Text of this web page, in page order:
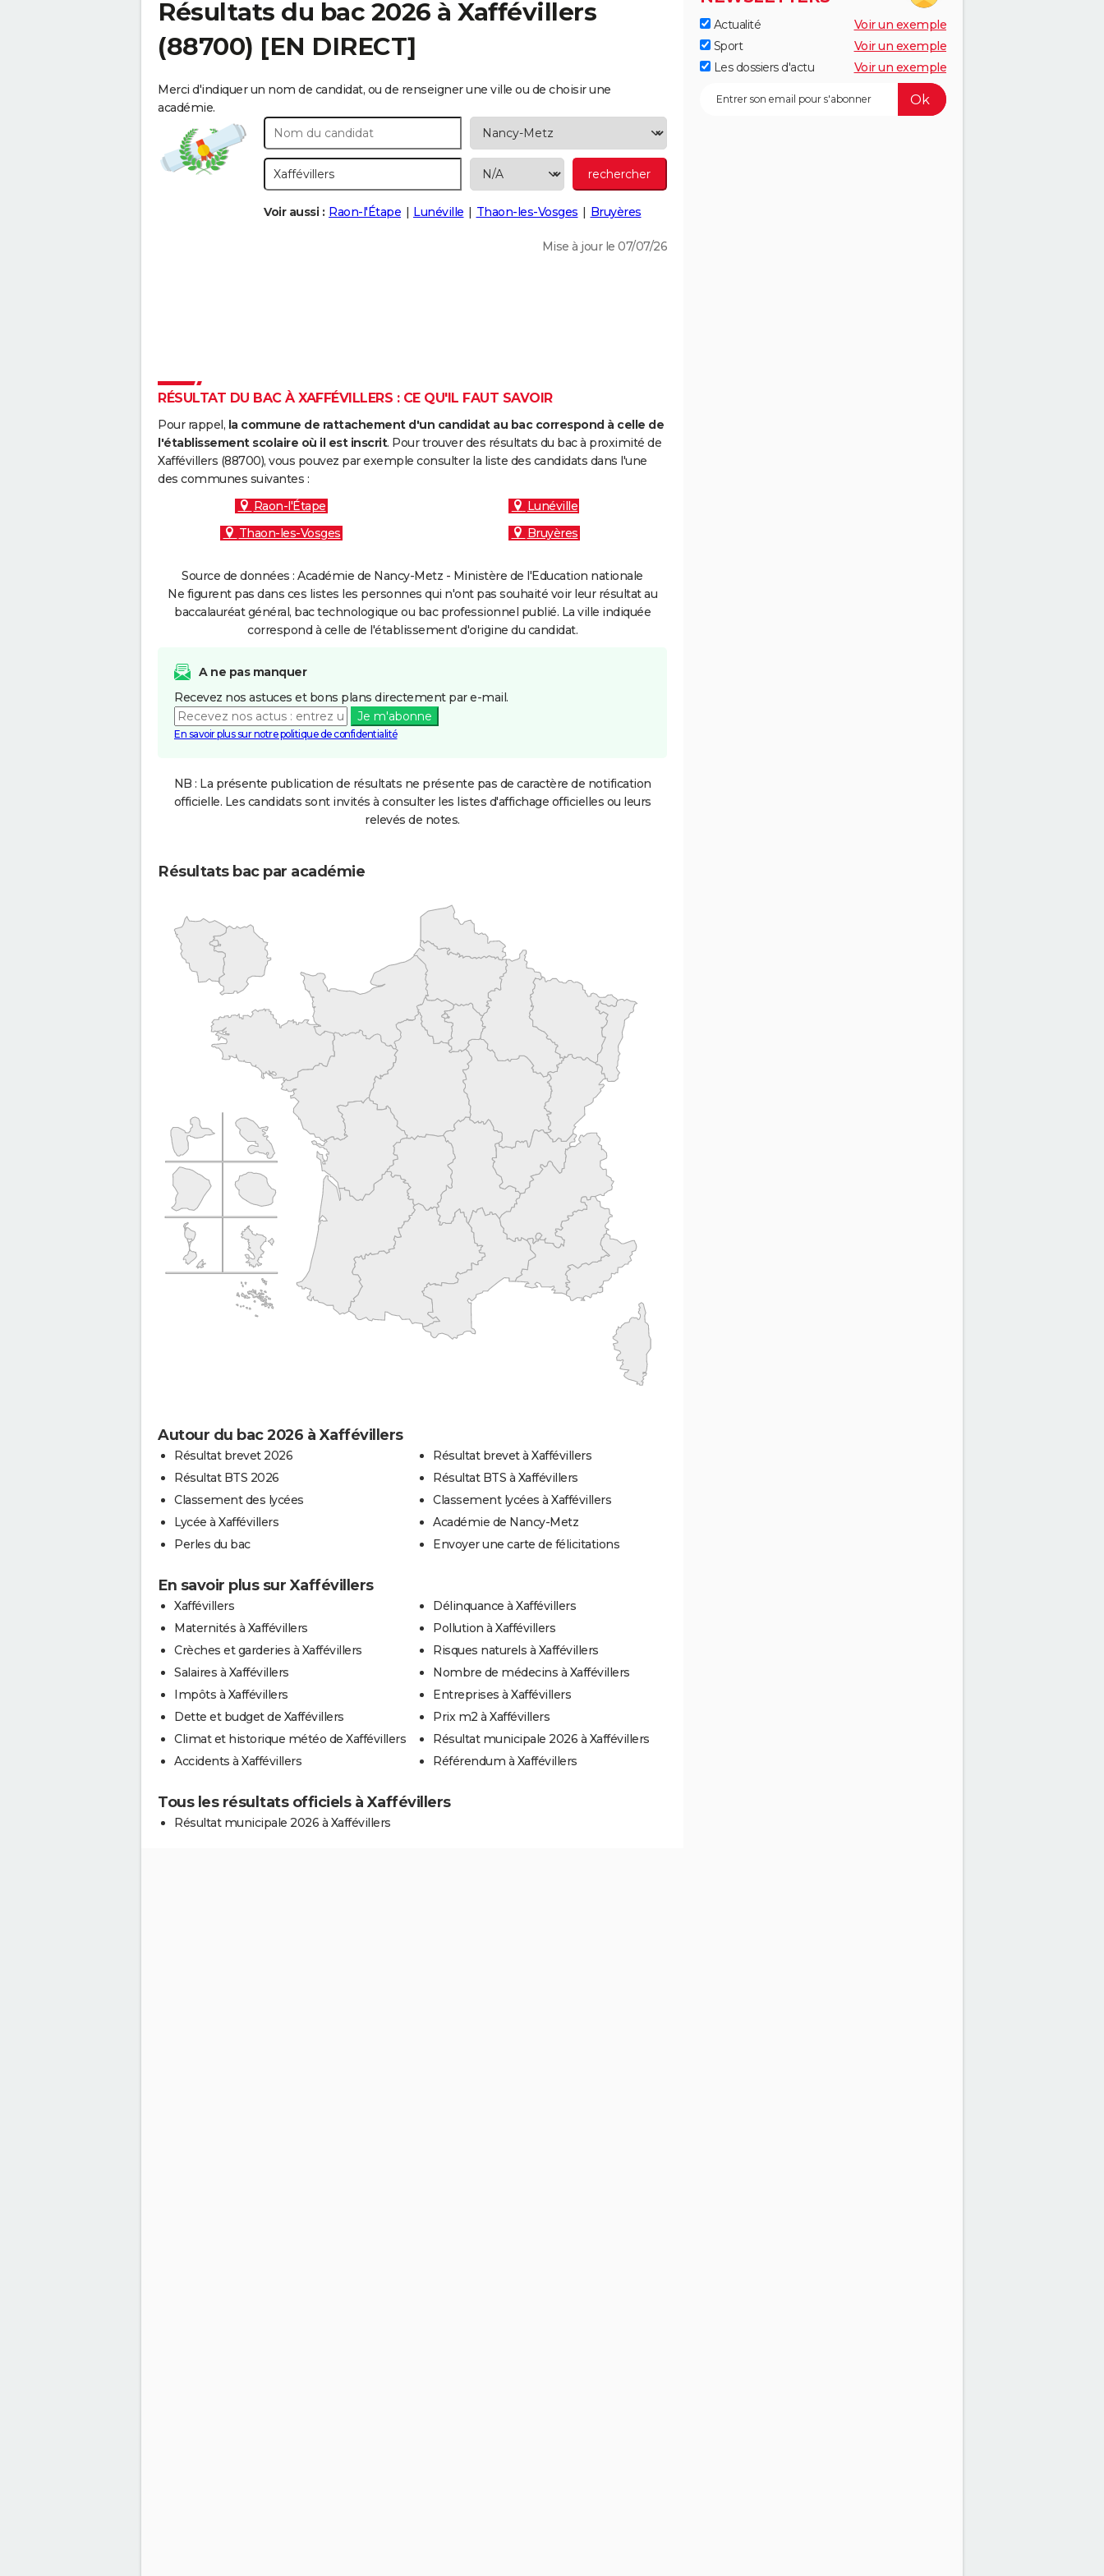
Résultats du bac 2026 à Xaffévillers
(88700) [EN DIRECT]
Merci d'indiquer un nom de candidat, ou de renseigner une ville ou de choisir une
académie.
Voir aussi : Raon-l'Étape Lunéville Thaon-les-Vosges Bruyères
Mise à jour le 07/07/26
RÉSULTAT DU BAC À XAFFÉVILLERS : CE QU'IL FAUT SAVOIR
Pour rappel, la commune de rattachement d'un candidat au bac correspond à celle de
l'établissement scolaire où il est inscrit. Pour trouver des résultats du bac à proximité de
Xaffévillers (88700), vous pouvez par exemple consulter la liste des candidats dans l'une
des communes suivantes :
Raon-l'Étape
Lunéville
Thaon-les-Vosges
Bruyères
Source de données : Académie de Nancy-Metz - Ministère de l'Education nationale
Ne figurent pas dans ces listes les personnes qui n'ont pas souhaité voir leur résultat au
baccalauréat général, bac technologique ou bac professionnel publié. La ville indiquée
correspond à celle de l'établissement d'origine du candidat.
A ne pas manquer
Recevez nos astuces et bons plans directement par e-mail.
Je m'abonne
En savoir plus sur notre politique de confidentialité
NB : La présente publication de résultats ne présente pas de caractère de notification
officielle. Les candidats sont invités à consulter les listes d'affichage officielles ou leurs
relevés de notes.
Résultats bac par académie
Autour du bac 2026 à Xaffévillers
Résultat brevet 2026
Résultat BTS 2026
Classement des lycées
Lycée à Xaffévillers
Perles du bac
Résultat brevet à Xaffévillers
Résultat BTS à Xaffévillers
Classement lycées à Xaffévillers
Académie de Nancy-Metz
Envoyer une carte de félicitations
En savoir plus sur Xaffévillers
Xaffévillers
Maternités à Xaffévillers
Crèches et garderies à Xaffévillers
Salaires à Xaffévillers
Impôts à Xaffévillers
Dette et budget de Xaffévillers
Climat et historique météo de Xaffévillers
Accidents à Xaffévillers
Délinquance à Xaffévillers
Pollution à Xaffévillers
Risques naturels à Xaffévillers
Nombre de médecins à Xaffévillers
Entreprises à Xaffévillers
Prix m2 à Xaffévillers
Résultat municipale 2026 à Xaffévillers
Référendum à Xaffévillers
Tous les résultats officiels à Xaffévillers
Résultat municipale 2026 à Xaffévillers
Actualité
Voir un exemple
Sport
Voir un exemple
Les dossiers d'actu
Voir un exemple